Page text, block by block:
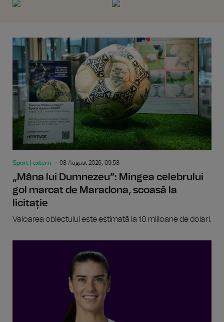
Sport | extern 08 August 2026, 09:58
„Mâna lui Dumnezeu”: Mingea celebrului
gol marcat de Maradona, scoasă la
licitație
Valoarea obiectului este estimată la 10 milioane de dolari.